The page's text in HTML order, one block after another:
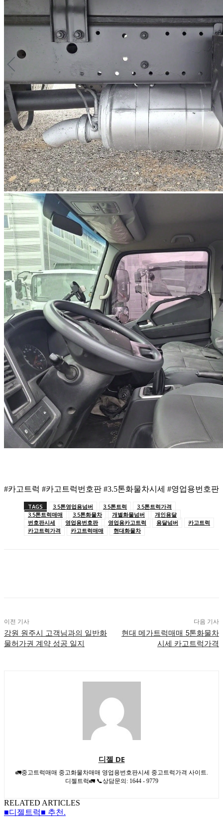
#카고트럭 #카고트럭번호판 #3.5톤화물차시세 #영업용번호판
TAGS 3.5톤영업용넘버 3.5톤트럭
3.5톤트럭가격
3.5톤트럭매매
3.5톤화물차 개별화물넘버
개인용달
번호판시세
영업용번호판 영업용카고트럭 용달넘버
카고트럭
카고트럭가격
카고트럭매매 현대화물차
이전 기사
강원 원주시 고객님과의 일반화
물허가권 계약 성공 일지
다음 기사
현대 메가트럭매매 5톤화물차
시세 카고트럭가격
디젤 DE
🚛중고트럭매매 중고화물차매매 영업용번호판시세 중고트럭가격 사이트.
디젤트럭🚛 📞상담문의: 1644 - 9779
RELATED ARTICLES
■디젤트럭■ 추천.